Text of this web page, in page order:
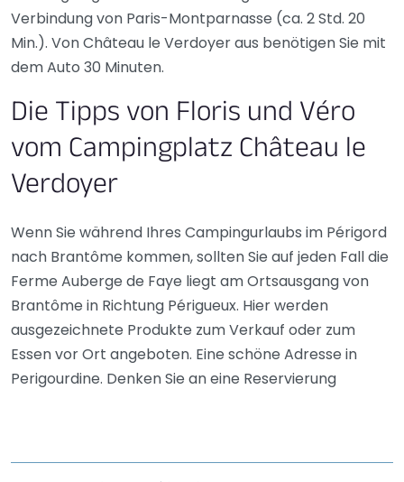
Verbindung von Paris-Montparnasse (ca. 2 Std. 20
Min.). Von Château le Verdoyer aus benötigen Sie mit
dem Auto 30 Minuten.
Die Tipps von Floris und Véro
vom Campingplatz Château le
Verdoyer
Wenn Sie während Ihres Campingurlaubs im Périgord
nach Brantôme kommen, sollten Sie auf jeden Fall die
Ferme Auberge de Faye liegt am Ortsausgang von
Brantôme in Richtung Périgueux. Hier werden
ausgezeichnete Produkte zum Verkauf oder zum
Essen vor Ort angeboten. Eine schöne Adresse in
Perigourdine. Denken Sie an eine Reservierung